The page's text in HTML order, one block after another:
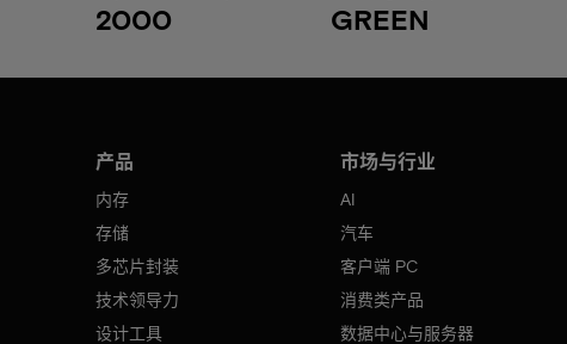
2000 GREEN
产品
内存
存储
多芯片封装
技术领导力
设计工具
市场与行业
AI
汽车
客户端 PC
消费类产品
数据中心与服务器